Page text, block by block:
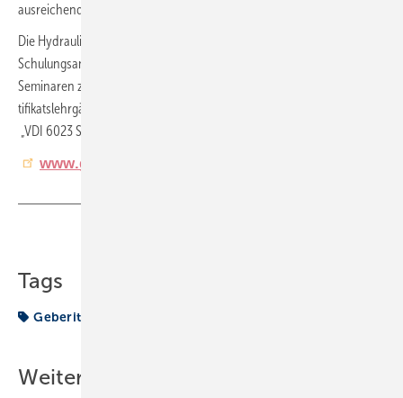
ausreichenden Volumenströmen mit den nötigen Fließdrücken.
Die Hydraulikwand ist jetzt auch ein fester Bestandteil des
Schulungsangebots im GIZ Langenfeld. Sie wird ins­besondere in
Seminaren zum Thema Trinkwasser eingesetzt,
tifikatslehrgänge „ZVSHK-​Fachkraft für Trinkwasser­hygiene“
„VDI 6023 Seminare“.
www.geberit.de/seminare
Tags
Geberit
Weitere Inhalte